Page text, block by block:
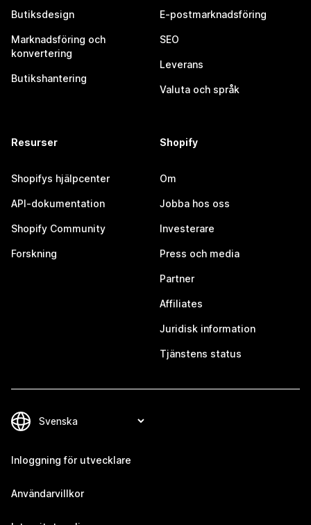
Butiksdesign
Marknadsföring och
konvertering
Butikshantering
E-postmarknadsföring
SEO
Leverans
Valuta och språk
Resurser
Shopifys hjälpcenter
API-dokumentation
Shopify Community
Forskning
Shopify
Om
Jobba hos oss
Investerare
Press och media
Partner
Affiliates
Juridisk information
Tjänstens status
Inloggning för utvecklare
Användarvillkor